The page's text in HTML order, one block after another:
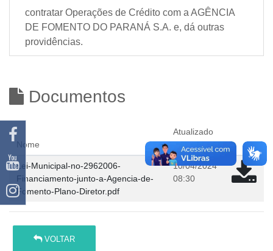
contratar Operações de Crédito com a AGÊNCIA
DE FOMENTO DO PARANÁ S.A. e, dá outras
providências.
Documentos
Nome
Atualizado
em
Lei-Municipal-no-2962006-
Financiamento-junto-a-Agencia-de-
Fomento-Plano-Diretor.pdf
10/04/2024
08:30
VOLTAR